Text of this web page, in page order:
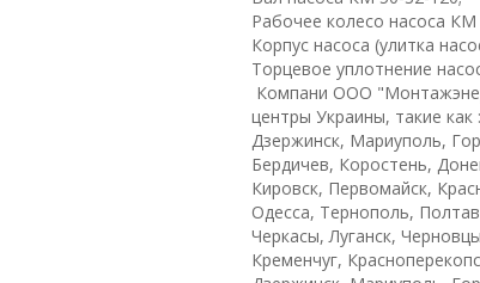
Рабочее колесо насоса КМ
Корпус насоса (улитка
Торцевое уплотнение
Компани ООО
центры Украины, такие
Дзержинск, Мариуполь,
Бердичев, Коростень,
Кировск, Первомайск,
Одесса, Тернополь,
Черкасы, Луганск,
Кременчуг,